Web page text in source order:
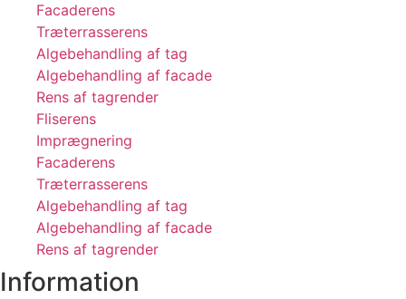
Facaderens
Træterrasserens
Algebehandling af tag
Algebehandling af facade
Rens af tagrender
Fliserens
Imprægnering
Facaderens
Træterrasserens
Algebehandling af tag
Algebehandling af facade
Rens af tagrender
Information